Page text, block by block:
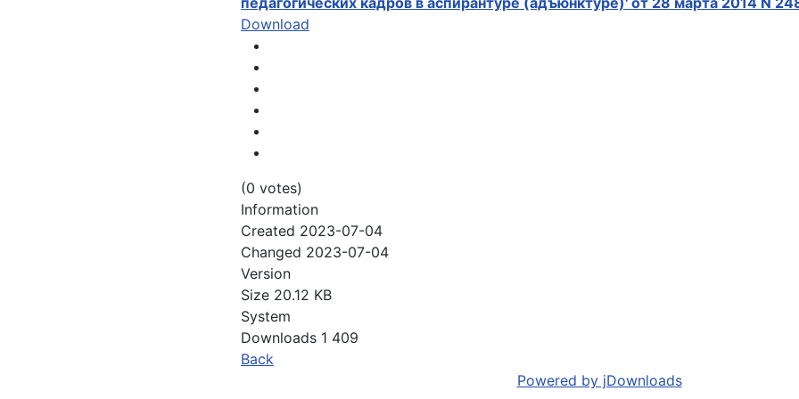
Download
(0 votes)
Information
Created 2023-07-04
Changed 2023-07-04
Version
Size 20.12 KB
System
Downloads 1 409
Back
Powered by jDownloads